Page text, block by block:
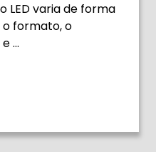
LED varia de forma
formato, o
…